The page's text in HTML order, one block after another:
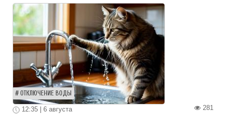
ОТКЛЮЧЕНИЕ ВОДЫ
281
12:35 | 6 августа